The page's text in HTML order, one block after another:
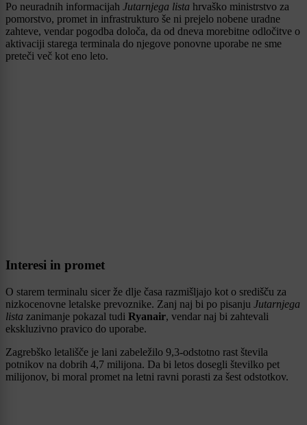
Po neuradnih informacijah Jutarnjega lista hrvaško ministrstvo za
pomorstvo, promet in infrastrukturo še ni prejelo nobene uradne
zahteve, vendar pogodba določa, da od dneva morebitne odločitve o
aktivaciji starega terminala do njegove ponovne uporabe ne sme
preteči več kot eno leto.
Interesi in promet
O starem terminalu sicer že dlje časa razmišljajo kot o središču za
nizkocenovne letalske prevoznike. Zanj naj bi po pisanju Jutarnjega
lista zanimanje pokazal tudi Ryanair, vendar naj bi zahtevali
ekskluzivno pravico do uporabe.
Zagrebško letališče je lani zabeležilo 9,3-odstotno rast števila
potnikov na dobrih 4,7 milijona. Da bi letos dosegli številko pet
milijonov, bi moral promet na letni ravni porasti za šest odstotkov.